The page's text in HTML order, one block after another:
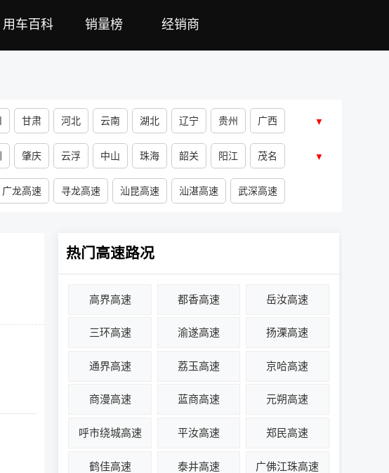
用车百科 销量榜 经销商
甘肃 河北 云南 湖北 辽宁 贵州 广西
新疆 西藏
▼
肇庆 云浮 中山 珠海 韶关 阳江 茂名 ▼
广龙高速 寻龙高速 汕昆高速 汕湛高速 武深高速
热门高速路况
高界高速 都香高速 岳汝高速
三环高速 渝遂高速 扬溧高速
通界高速 荔玉高速 京哈高速
商漫高速 蓝商高速 元朔高速
呼市绕城高速 平汝高速 郑民高速
鹤佳高速 泰井高速 广佛江珠高速